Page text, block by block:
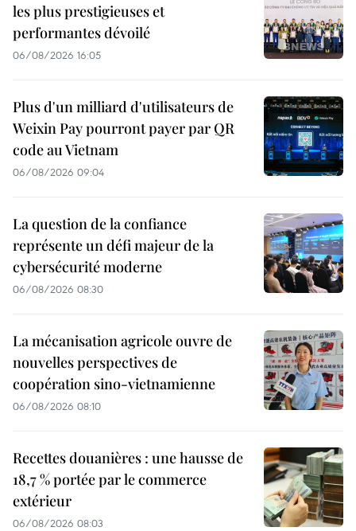
les plus prestigieuses et
performantes dévoilé
06/08/2026 16:05
Plus d'un milliard d'utilisateurs de
Weixin Pay pourront payer par QR
code au Vietnam
06/08/2026 09:04
La question de la confiance
représente un défi majeur de la
cybersécurité moderne
06/08/2026 08:30
La mécanisation agricole ouvre de
nouvelles perspectives de
coopération sino-vietnamienne
06/08/2026 08:10
Recettes douanières : une hausse de
18,7 % portée par le commerce
extérieur
06/08/2026 08:03